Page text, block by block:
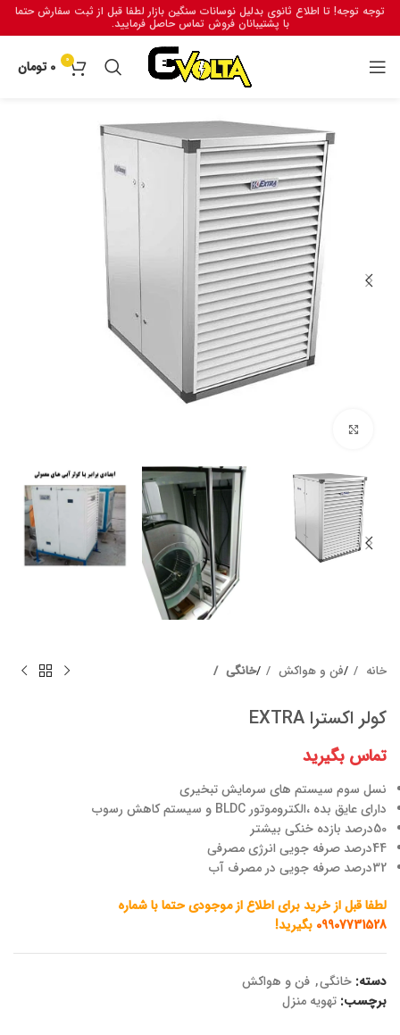
توجه توجه! تا اطلاع ثانوی بدلیل نوسانات سنگین بازار لطفا قبل از ثبت سفارش حتما
با پشتیبانان فروش تماس حاصل فرمایید.
0
0 تومان
خانه فن و هواکش خانگی
کولر اکسترا EXTRA
تماس بگیرید
نسل سوم سیستم های سرمایش تبخیری
دارای عایق بده ،الکتروموتور BLDC و سیستم کاهش رسوب
50درصد بازده خنکی بیشتر
44درصد صرفه جویی انرژی مصرفی
32درصد صرفه جویی در مصرف آب
لطفا قبل از خرید برای اطلاع از موجودی حتما با شماره
09907731528 بگیرید!
دسته: خانگی, فن و هواکش
برچسب: تهویه منزل